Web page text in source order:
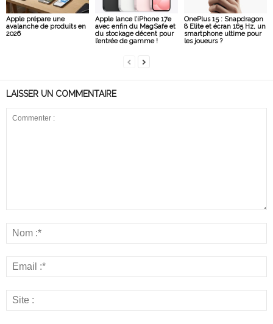
Apple prépare une
avalanche de produits en
2026
Apple lance l’iPhone 17e
avec enfin du MagSafe et
du stockage décent pour
l’entrée de gamme !
OnePlus 15 : Snapdragon
8 Elite et écran 165 Hz, un
smartphone ultime pour
les joueurs ?
LAISSER UN COMMENTAIRE